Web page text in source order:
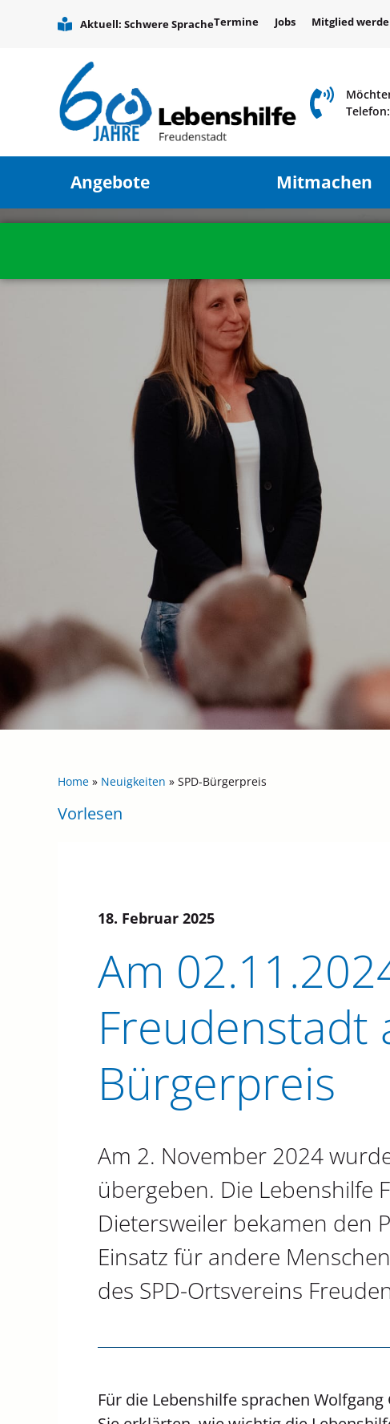
Aktuell: Schwere SpracheTermine Jobs Mitglied
Angebote Mitmachen
Home » Neuigkeiten » SPD-Bürgerpreis
Vorlesen
18. Februar 2025
Am
Freudenstadt
Bürgerpreis
Am 2. November 2024
übergeben. Die Lebenshilfe
Dietersweiler bekamen den
Einsatz für andere
des SPD-Ortsvereins
Für die Lebenshilfe sprachen